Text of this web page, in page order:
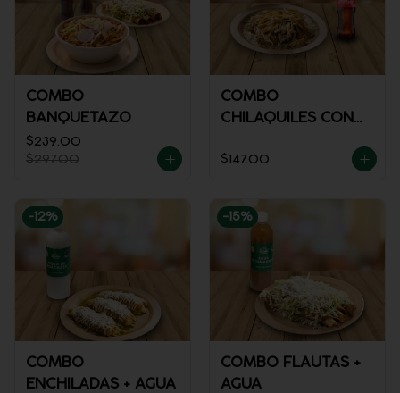
COMBO
BANQUETAZO
$239.00
$297.00
COMBO
CHILAQUILES CON
$147.00
-12%
COMBO
ENCHILADAS + AGUA
-15%
COMBO FLAUTAS +
AGUA